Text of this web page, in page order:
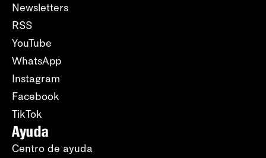
Newsletters
RSS
YouTube
WhatsApp
Instagram
Facebook
TikTok
Ayuda
Centro de ayuda